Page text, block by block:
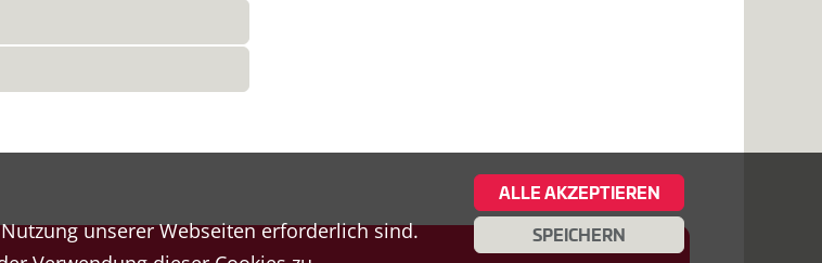
unserer Webseiten erforderlich sind.
ALLE AKZEPTIEREN
SPEICHERN